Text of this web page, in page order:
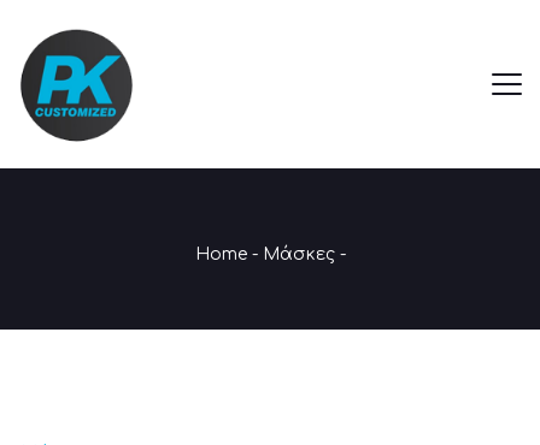
Home- Μάσκες-